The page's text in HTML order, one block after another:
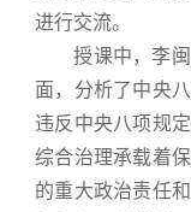
进行交流。
授课中，李
面，分析了中央
违反中央八项规
综合治理承载着
的重大政治责任